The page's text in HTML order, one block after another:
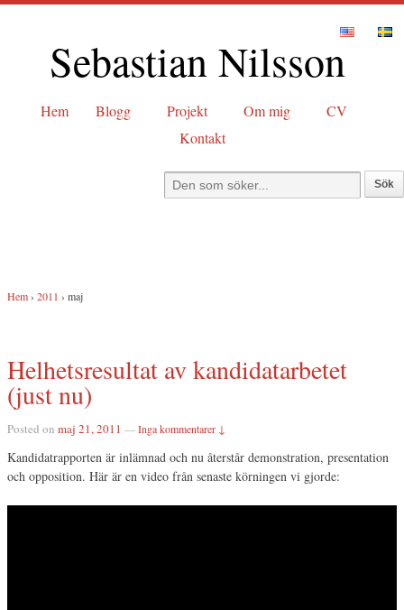
Sebastian Nilsson
Hem Blogg Projekt Om mig
CV
Kontakt
Hem› 2011 › maj
Helhetsresultat av kandidatarbetet
(just nu)
Posted on maj 21, 2011 —Inga kommentarer ↓
Kandidatrapporten är inlämnad och nu återstår demonstration, presentation
och opposition. Här är en video från senaste körningen vi gjorde: